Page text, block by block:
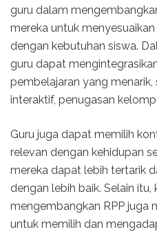
guru dalam
mereka untuk
dengan kebutuhan siswa.
guru dapat
pembelajaran yang
interaktif, penugasan
Guru juga dapat memilih
relevan dengan kehidupan
mereka dapat lebih tertarik
dengan lebih baik. Selain
mengembangkan RPP juga
untuk memilih dan